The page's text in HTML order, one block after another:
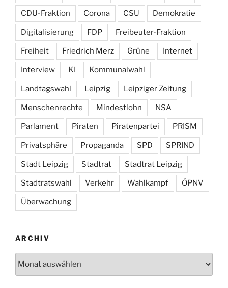
CDU-Fraktion Corona CSU Demokratie
Digitalisierung FDP Freibeuter-Fraktion
Freiheit Friedrich Merz Grüne Internet
Interview KI Kommunalwahl
Landtagswahl Leipzig Leipziger Zeitung
Menschenrechte Mindestlohn NSA
Parlament Piraten Piratenpartei PRISM
Privatsphäre Propaganda SPD SPRIND
Stadt Leipzig Stadtrat Stadtrat Leipzig
Stadtratswahl Verkehr Wahlkampf ÖPNV
Überwachung
ARCHIV